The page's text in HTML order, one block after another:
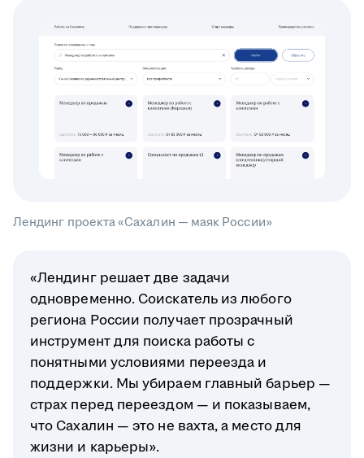
Лендинг проекта «Сахалин — маяк России»
«Лендинг решает две задачи
одновременно. Соискатель из любого
региона России получает прозрачный
инструмент для поиска работы с
понятными условиями переезда и
поддержки. Мы убираем главный барьер —
страх перед переездом — и показываем,
что Сахалин — это не вахта, а место для
жизни и карьеры».